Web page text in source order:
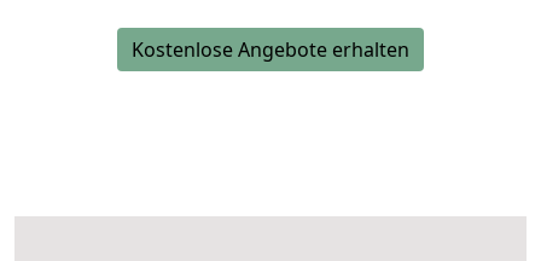
Kostenlose Angebote erhalten